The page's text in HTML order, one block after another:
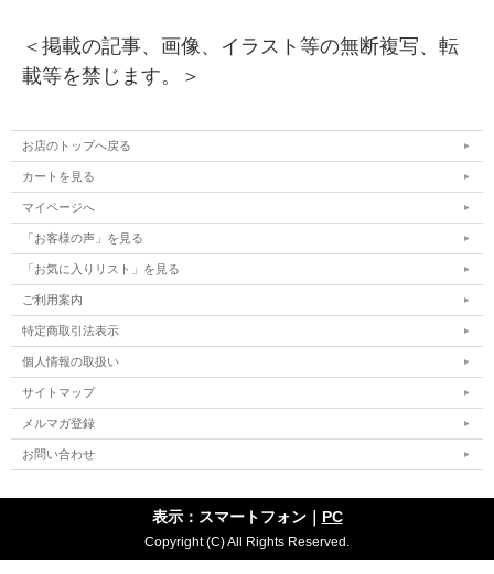
＜掲載の記事、画像、イラスト等の無断複写、転
載等を禁じます。＞
お店のトップへ戻る
カートを見る
マイページへ
「お客様の声」を見る
「お気に入りリスト」を見る
ご利用案内
特定商取引法表示
個人情報の取扱い
サイトマップ
メルマガ登録
お問い合わせ
表示：スマートフォン｜ PC
Copyright (C) All Rights Reserved.